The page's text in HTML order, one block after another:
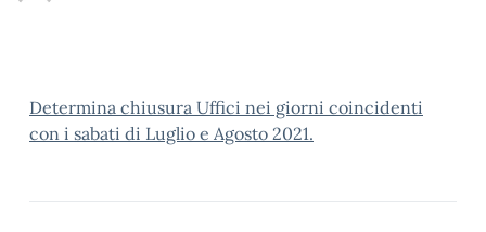
Determina chiusura Uffici nei giorni coincidenti
con i sabati di Luglio e Agosto 2021.